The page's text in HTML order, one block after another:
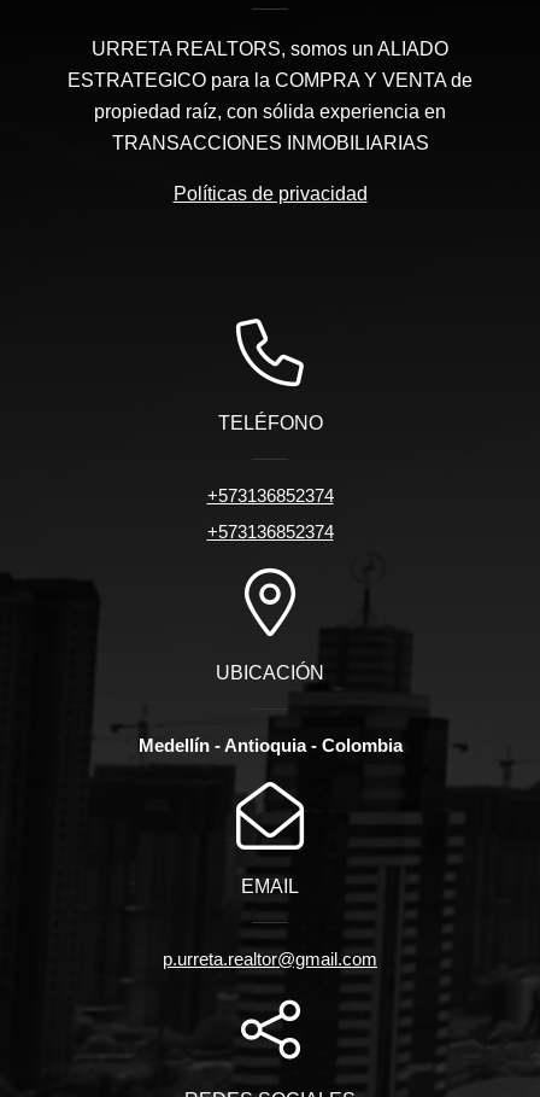
URRETA REALTORS, somos un ALIADO
ESTRATEGICO para la COMPRA Y VENTA de
propiedad raíz, con sólida experiencia en
TRANSACCIONES INMOBILIARIAS
Políticas de privacidad
TELÉFONO
+573136852374
+573136852374
UBICACIÓN
Medellín - Antioquia - Colombia
EMAIL
p.urreta.realtor@gmail.com